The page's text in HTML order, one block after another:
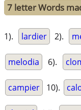
7 letter Words
1). lardier 2).
melodia 6).
campier 10).